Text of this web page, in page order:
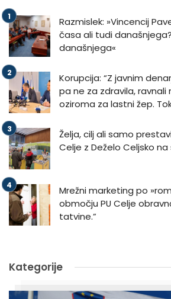
Razmislek: »Vincencij
časa ali tudi
današnjega«
Korupcija: “Z javnim
pa ne za zdravila,
oziroma za lastni žep.
Želja, cilj ali samo
Celje z Deželo Celjsko
Mrežni marketing po
območju PU Celje
tatvine.”
Kategorije